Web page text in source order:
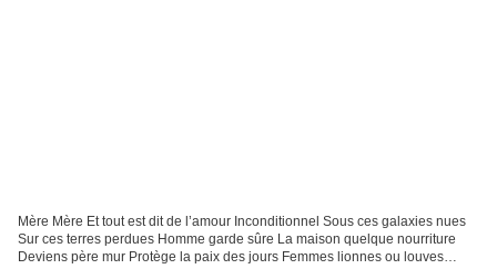
Mère Mère Et tout est dit de l’amour Inconditionnel Sous ces galaxies nues
Sur ces terres perdues Homme garde sûre La maison quelque nourriture
Deviens père mur Protège la paix des jours Femmes lionnes ou louves